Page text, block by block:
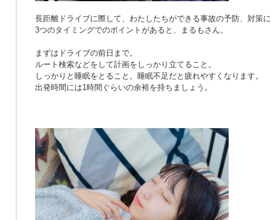
長距離ドライブに際して、わたしたちができる事故の予防、対策
3つのタイミングでのポイントがあると、まるもさん。
まずはドライブの前日まで。
ルート検索などをして計画をしっかり立てること。
しっかりと睡眠をとること。睡眠不足だと疲れやすくなります。
出発時間には1時間ぐらいの余裕を持ちましょう。